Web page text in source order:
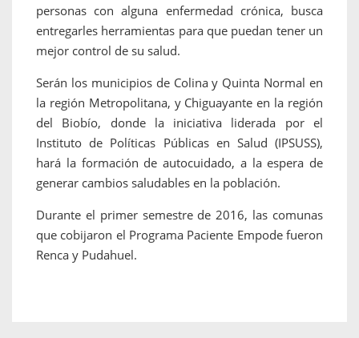
personas con alguna enfermedad crónica, busca
entregarles herramientas para que puedan tener un
mejor control de su salud.
Serán los municipios de Colina y Quinta Normal en
la región Metropolitana, y Chiguayante en la región
del Biobío, donde la iniciativa liderada por el
Instituto de Políticas Públicas en Salud (IPSUSS),
hará la formación de autocuidado, a la espera de
generar cambios saludables en la población.
Durante el primer semestre de 2016, las comunas
que cobijaron el Programa Paciente Empode fueron
Renca y Pudahuel.